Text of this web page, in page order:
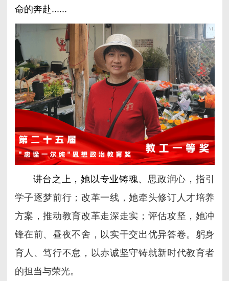
命的奔赴......
讲台之上，她以专业铸魂、思政润心，指引
学子逐梦前行；改革一线，她牵头修订人才培养
方案，推动教育改革走深走实；评估攻坚，她冲
锋在前、昼夜不舍，以实干交出优异答卷。躬身
育人、笃行不怠，以赤诚坚守铸就新时代教育者
的担当与荣光。